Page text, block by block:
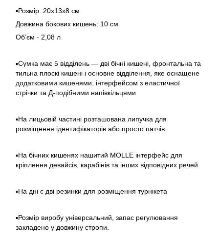
▪️Розмір: 20х13х8 см
Довжина бокових кишень: 10 см
Обʼєм - 2,08 л
▪️Сумка має 5 відділень — дві бічні кишені, фронтальна та
тильна плоскі кишені і основне відділення, яке оснащене
додатковими кишенями, інтерфейсом з еластичної
стрічки та Д-подібними напівкільцями
▪️На лицьовій частині розташована липучка для
розміщення ідентифікаторів або просто патчів
▪️На бічних кишенях нашитий MOLLE інтерфейс для
кріплення девайсів, карабінів та інших відповідних речей
▪️На дні є дві резинки для розміщення турнікета
▪️Розмір виробу універсальний, запас регулювання
закладено у довжину стропи.